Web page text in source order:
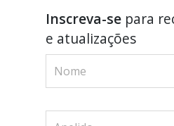
Inscreva-separa
e atualizações